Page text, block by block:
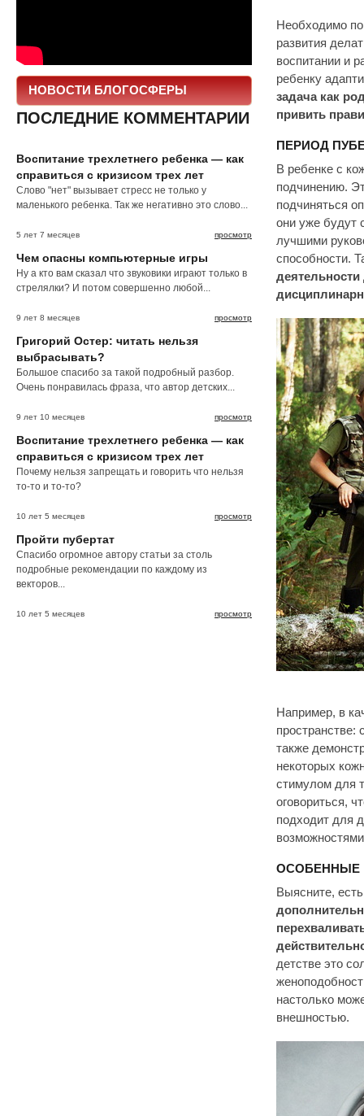
НОВОСТИ БЛОГОСФЕРЫ
ПОСЛЕДНИЕ КОММЕНТАРИИ
Воспитание трехлетнего ребенка — как
справиться с кризисом трех лет
Слово "нет" вызывает стресс не только у
маленького ребенка. Так же негативно это слово...
просмотр
5 лет 7 месяцев
Чем опасны компьютерные игры
Ну а кто вам сказал что звуковики играют только в
стрелялки? И потом совершенно любой...
просмотр
9 лет 8 месяцев
Григорий Остер: читать нельзя
выбрасывать?
Большое спасибо за такой подробный разбор.
Очень понравилась фраза, что автор детских...
просмотр
9 лет 10 месяцев
Воспитание трехлетнего ребенка — как
справиться с кризисом трех лет
Почему нельзя запрещать и говорить что нельзя
то-то и то-то?
просмотр
10 лет 5 месяцев
Пройти пубертат
Спасибо огромное автору статьи за столь
подробные рекомендации по каждому из
векторов...
просмотр
10 лет 5 месяцев
Необходимо
развития
воспитании и
ребенку
задача как
привить
ПЕРИОД
В ребенке с
подчинению.
подчиняться
они уже будут
лучшими
способности.
Например, в
пространстве:
также
некоторых
стимулом для
оговориться,
подходит для
ОСОБЕННЫЕ
Выясните,
детстве это
настолько
внешностью.